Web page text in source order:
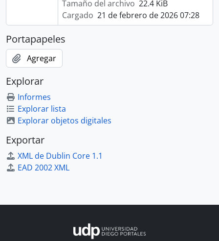
Tamaño del archivo 22.4 KiB
Cargado 21 de febrero de 2026 07:28
Portapapeles
Agregar
Explorar
Informes
Explorar lista
Explorar objetos digitales
Exportar
XML de Dublin Core 1.1
EAD 2002 XML